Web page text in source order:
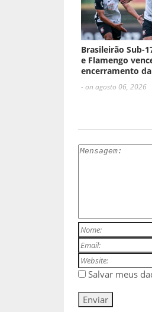
Brasileirão Sub-
e Flamengo
encerramento
- on agosto 06, 2026
Salvar meus